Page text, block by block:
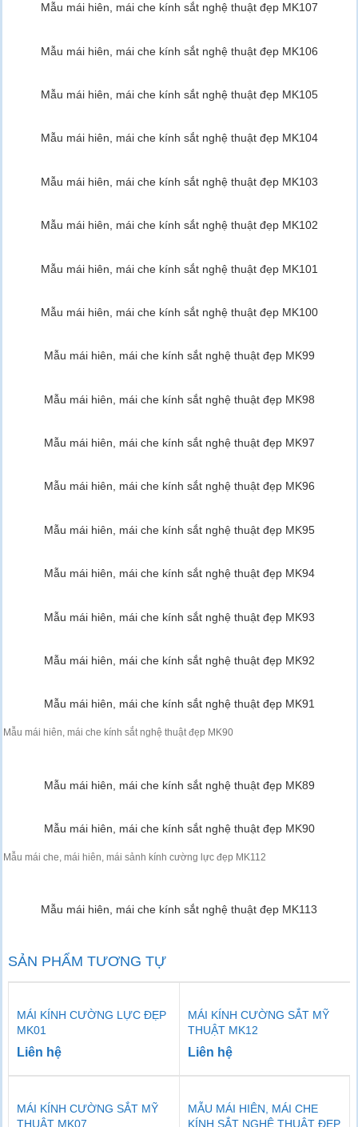
Mẫu mái hiên, mái che kính sắt nghệ thuật đẹp MK107
Mẫu mái hiên, mái che kính sắt nghệ thuật đẹp MK106
Mẫu mái hiên, mái che kính sắt nghệ thuật đẹp MK105
Mẫu mái hiên, mái che kính sắt nghệ thuật đẹp MK104
Mẫu mái hiên, mái che kính sắt nghệ thuật đẹp MK103
Mẫu mái hiên, mái che kính sắt nghệ thuật đẹp MK102
Mẫu mái hiên, mái che kính sắt nghệ thuật đẹp MK101
Mẫu mái hiên, mái che kính sắt nghệ thuật đẹp MK100
Mẫu mái hiên, mái che kính sắt nghệ thuật đẹp MK99
Mẫu mái hiên, mái che kính sắt nghệ thuật đẹp MK98
Mẫu mái hiên, mái che kính sắt nghệ thuật đẹp MK97
Mẫu mái hiên, mái che kính sắt nghệ thuật đẹp MK96
Mẫu mái hiên, mái che kính sắt nghệ thuật đẹp MK95
Mẫu mái hiên, mái che kính sắt nghệ thuật đẹp MK94
Mẫu mái hiên, mái che kính sắt nghệ thuật đẹp MK93
Mẫu mái hiên, mái che kính sắt nghệ thuật đẹp MK92
Mẫu mái hiên, mái che kính sắt nghệ thuật đẹp MK91
Mẫu mái hiên, mái che kính sắt nghệ thuật đẹp MK90
Mẫu mái hiên, mái che kính sắt nghệ thuật đẹp MK89
Mẫu mái hiên, mái che kính sắt nghệ thuật đẹp MK90
Mẫu mái che, mái hiên, mái sảnh kính cường lực đẹp MK112
Mẫu mái hiên, mái che kính sắt nghệ thuật đẹp MK113
SẢN PHẨM TƯƠNG TỰ
MÁI KÍNH CƯỜNG LỰC ĐẸP
MK01
Liên hệ
MÁI KÍNH CƯỜNG SẮT MỸ
THUẬT MK12
Liên hệ
MÁI KÍNH CƯỜNG SẮT MỸ
THUẬT MK07
MẪU MÁI HIÊN, MÁI CHE
KÍNH SẮT NGHỆ THUẬT ĐẸP